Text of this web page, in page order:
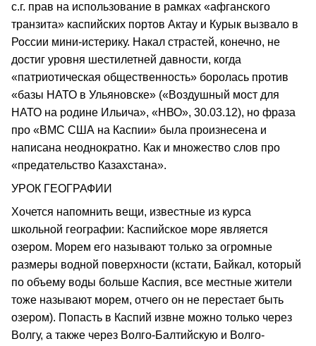
с.г. прав на использование в рамках «афганского
транзита» каспийских портов Актау и Курык вызвало в
России мини-истерику. Накал страстей, конечно, не
достиг уровня шестилетней давности, когда
«патриотическая общественность» боролась против
«базы НАТО в Ульяновске» («Воздушный мост для
НАТО на родине Ильича», «НВО», 30.03.12), но фраза
про «ВМС США на Каспии» была произнесена и
написана неоднократно. Как и множество слов про
«предательство Казахстана».
УРОК ГЕОГРАФИИ
Хочется напомнить вещи, известные из курса
школьной географии: Каспийское море является
озером. Морем его называют только за огромные
размеры водной поверхности (кстати, Байкал, который
по объему воды больше Каспия, все местные жители
тоже называют морем, отчего он не перестает быть
озером). Попасть в Каспий извне можно только через
Волгу, а также через Волго-Балтийскую и Волго-